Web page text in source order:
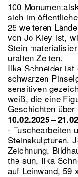
100
sich im
25 weiteren
von Jo Kley ist,
Stein
uralten Zeiten.
Ilka Schneider
schwarzen
sensitiven
weiß, die eine
Geschichten
10.02.2025 –
- Tuschearbeiten
Steinskulpturen.
Zeichnung,
the sun, Ilka
auf Leinwand, 59